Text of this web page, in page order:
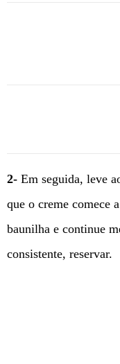
2- Em seguida, leve
que o creme comece
baunilha e continue
consistente, reservar.